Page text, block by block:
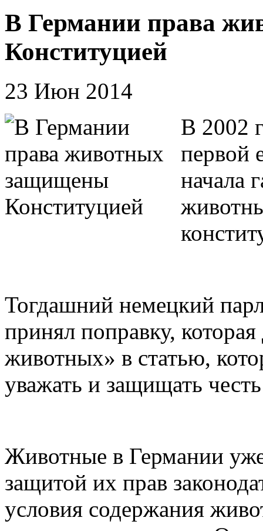
В Германии права
Конституцией
23 Июн 2014
В 2002
первой
начала
Тогдашний немецкий
принял поправку,
животных» в статью,
уважать и защищать
Животные в Германии
защитой их прав
условия содержания